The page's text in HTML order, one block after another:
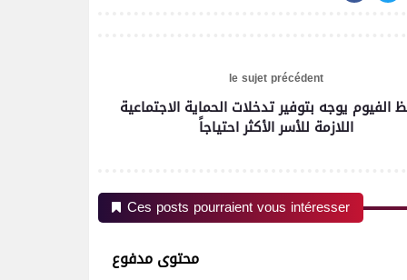
le sujet précédent
اللازمة للأسر الأكثر احتياجاً
Ces posts pourraient vous intéresser
محتوى مدفوع
اتحاد العاصمة الجزائرى بطلاً
لكأس الكونفدرالية الإفريقية
للمرة الثانية في تاريخه